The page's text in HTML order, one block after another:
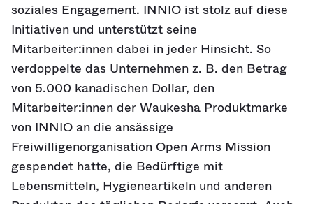
soziales Engagement. INNIO ist stolz auf diese
Initiativen und unterstützt seine
Mitarbeiter:innen dabei in jeder Hinsicht. So
verdoppelte das Unternehmen z. B. den Betrag
von 5.000 kanadischen Dollar, den
Mitarbeiter:innen der Waukesha Produktmarke
von INNIO an die ansässige
Freiwilligenorganisation Open Arms Mission
gespendet hatte, die Bedürftige mit
Lebensmitteln, Hygieneartikeln und anderen